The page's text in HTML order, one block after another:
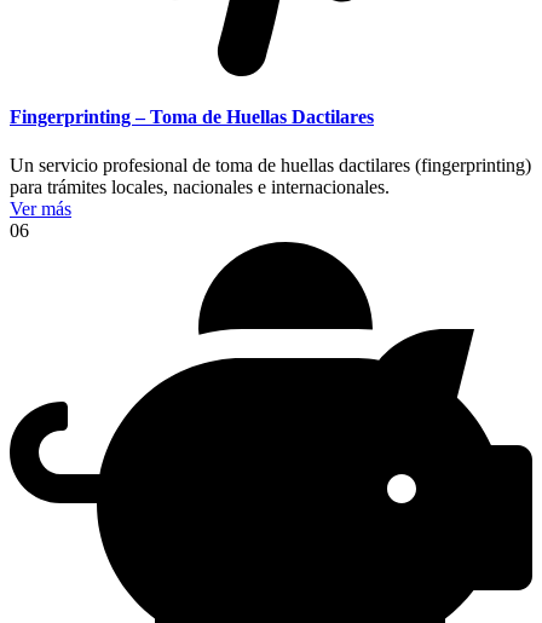
Fingerprinting – Toma de Huellas Dactilares
Un servicio profesional de toma de huellas dactilares (fingerprinting)
para trámites locales, nacionales e internacionales.
Ver más
06